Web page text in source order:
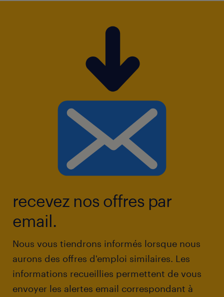
recevez nos offres par
email.
Nous vous tiendrons informés lorsque nous
aurons des offres d'emploi similaires. Les
informations recueillies permettent de vous
envoyer les alertes email correspondant à